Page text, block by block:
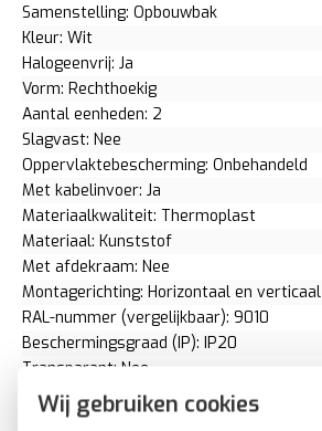
Wij gebruiken cookies
Samenstelling: Opbouwbak
Kleur: Wit
Halogeenvrij: Ja
Vorm: Rechthoekig
Aantal eenheden: 2
Slagvast: Nee
Oppervlaktebescherming: Onbehandeld
Met kabelinvoer: Ja
Materiaalkwaliteit: Thermoplast
Materiaal: Kunststof
Met afdekraam: Nee
Montagerichting: Horizontaal en verticaal
RAL-nummer (vergelijkbaar): 9010
Beschermingsgraad (IP): IP20
Transparant: Nee
Uitvoering oppervlakte: Glanzend
Met wartelinvoering: Nee